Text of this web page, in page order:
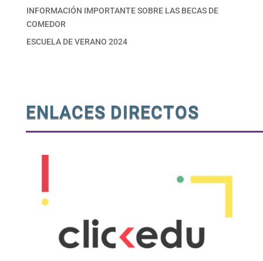
INFORMACIÓN IMPORTANTE SOBRE LAS BECAS DE
COMEDOR
ESCUELA DE VERANO 2024
ENLACES DIRECTOS